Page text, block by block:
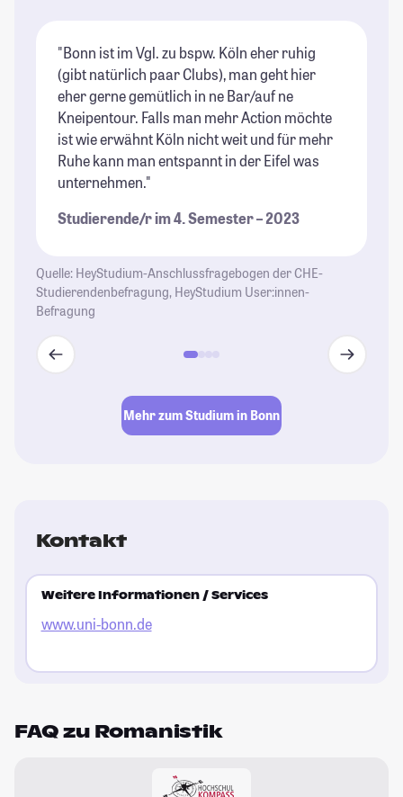
"Bonn ist im Vgl. zu bspw. Köln eher ruhig
(gibt natürlich paar Clubs), man geht hier
eher gerne gemütlich in ne Bar/auf ne
Kneipentour. Falls man mehr Action möchte
ist wie erwähnt Köln nicht weit und für mehr
Ruhe kann man entspannt in der Eifel was
unternehmen."
Studierende/r im 4. Semester – 2023
Quelle: HeyStudium-Anschlussfragebogen der CHE-
Studierendenbefragung, HeyStudium User:innen-
Befragung
Mehr zum Studium in Bonn
Kontakt
Weitere Informationen / Services
www.uni-bonn.de
FAQ zu Romanistik